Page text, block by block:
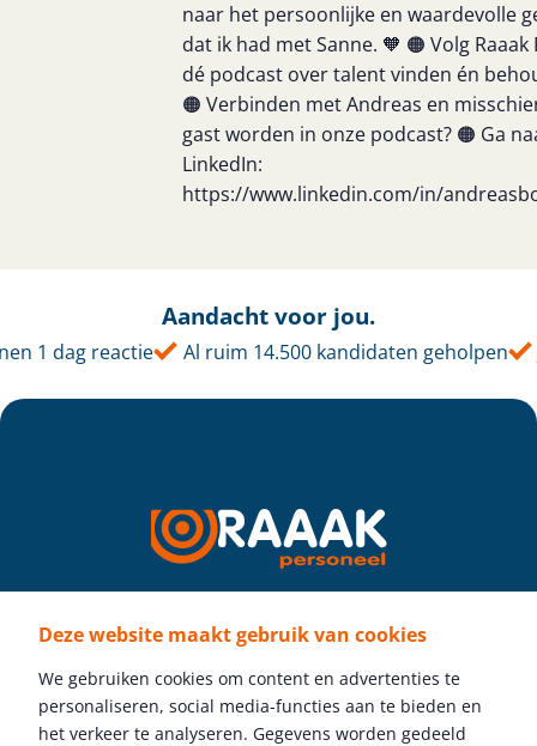
Deze website maakt gebruik van cookies
We gebruiken cookies om content en advertenties te
personaliseren, social media-functies aan te bieden en
het verkeer te analyseren. Gegevens worden gedeeld
naar het persoonlijke en waardevolle
dat ik had met Sanne. 🧡 🟠 Volg Raaak
dé podcast over talent vinden én
🟠 Verbinden met Andreas en
gast worden in onze podcast? 🟠 Ga
LinkedIn:
https://www.linkedin.com/in/
Aandacht voor jou.
1 dag reactie Al ruim 14.500 kandidaten geholpen
Volg ons